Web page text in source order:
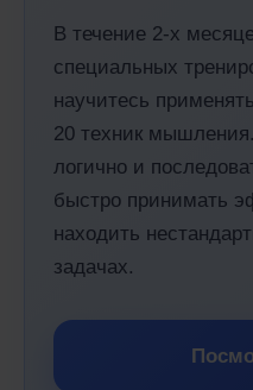
В течение 2-х
специальных
научитесь
20 техник
логично и
быстро принимать
находить
задачах.